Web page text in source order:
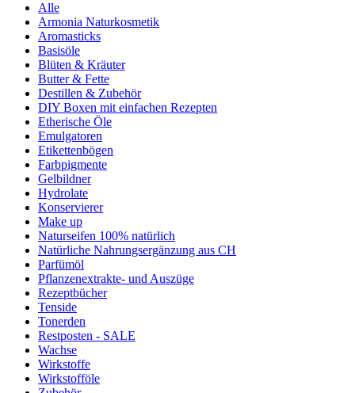
Alle
Armonia Naturkosmetik
Aromasticks
Basisöle
Blüten & Kräuter
Butter & Fette
Destillen & Zubehör
DIY Boxen mit einfachen Rezepten
Etherische Öle
Emulgatoren
Etikettenbögen
Farbpigmente
Gelbildner
Hydrolate
Konservierer
Make up
Naturseifen 100% natürlich
Natürliche Nahrungsergänzung aus CH
Parfümöl
Pflanzenextrakte- und Auszüge
Rezeptbücher
Tenside
Tonerden
Restposten - SALE
Wachse
Wirkstoffe
Wirkstofföle